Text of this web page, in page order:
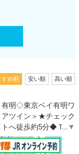
すめ順 安い順 高い順
明◇東京ベイ有明ワ
ツイン＞★チェック
トへ徒歩約5分◆ＴＤ